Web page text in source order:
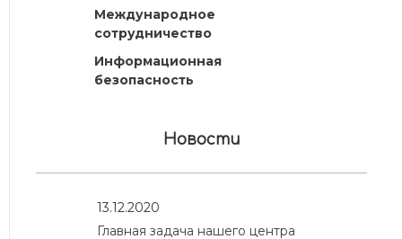
Международное
сотрудничество
Информационная
безопасность
Новости
13.12.2020
Главная задача нашего центра